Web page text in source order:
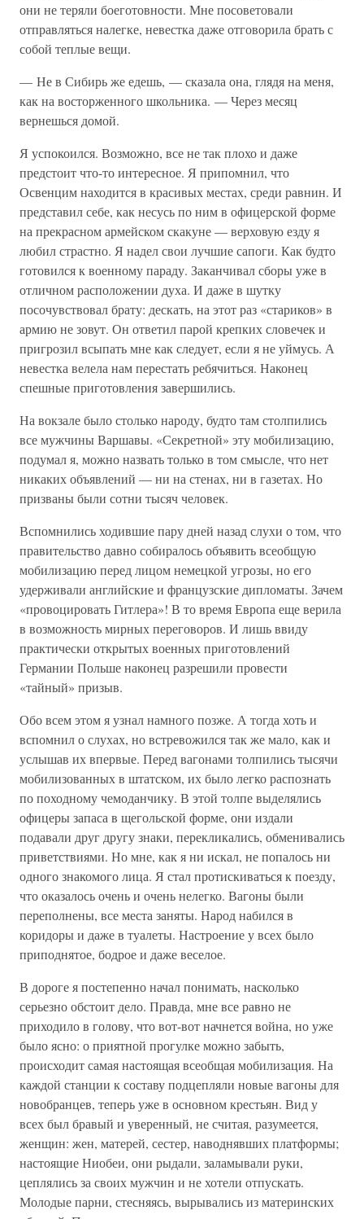
они не теряли боеготовности. Мне посоветовали
отправляться налегке, невестка даже отговорила брать с
собой теплые вещи.
— Не в Сибирь же едешь, — сказала она, глядя на меня,
как на восторженного школьника. — Через месяц
вернешься домой.
Я успокоился. Возможно, все не так плохо и даже
предстоит что-то интересное. Я припомнил, что
Освенцим находится в красивых местах, среди равнин. И
представил себе, как несусь по ним в офицерской форме
на прекрасном армейском скакуне — верховую езду я
любил страстно. Я надел свои лучшие сапоги. Как будто
готовился к военному параду. Заканчивал сборы уже в
отличном расположении духа. И даже в шутку
посочувствовал брату: дескать, на этот раз «стариков» в
армию не зовут. Он ответил парой крепких словечек и
пригрозил всыпать мне как следует, если я не уймусь. А
невестка велела нам перестать ребячиться. Наконец
спешные приготовления завершились.
На вокзале было столько народу, будто там столпились
все мужчины Варшавы. «Секретной» эту мобилизацию,
подумал я, можно назвать только в том смысле, что нет
никаких объявлений — ни на стенах, ни в газетах. Но
призваны были сотни тысяч человек.
Вспомнились ходившие пару дней назад слухи о том, что
правительство давно собиралось объявить всеобщую
мобилизацию перед лицом немецкой угрозы, но его
удерживали английские и французские дипломаты. Зачем
«провоцировать Гитлера»! В то время Европа еще верила
в возможность мирных переговоров. И лишь ввиду
практически открытых военных приготовлений
Германии Польше наконец разрешили провести
«тайный» призыв.
Обо всем этом я узнал намного позже. А тогда хоть и
вспомнил о слухах, но встревожился так же мало, как и
услышав их впервые. Перед вагонами толпились тысячи
мобилизованных в штатском, их было легко распознать
по походному чемоданчику. В этой толпе выделялись
офицеры запаса в щегольской форме, они издали
подавали друг другу знаки, перекликались, обменивались
приветствиями. Но мне, как я ни искал, не попалось ни
одного знакомого лица. Я стал протискиваться к поезду,
что оказалось очень и очень нелегко. Вагоны были
переполнены, все места заняты. Народ набился в
коридоры и даже в туалеты. Настроение у всех было
приподнятое, бодрое и даже веселое.
В дороге я постепенно начал понимать, насколько
серьезно обстоит дело. Правда, мне все равно не
приходило в голову, что вот-вот начнется война, но уже
было ясно: о приятной прогулке можно забыть,
происходит самая настоящая всеобщая мобилизация. На
каждой станции к составу подцепляли новые вагоны для
новобранцев, теперь уже в основном крестьян. Вид у
всех был бравый и уверенный, не считая, разумеется,
женщин: жен, матерей, сестер, наводнявших платформы;
настоящие Ниобеи, они рыдали, заламывали руки,
цеплялись за своих мужчин и не хотели отпускать.
Молодые парни, стесняясь, вырывались из материнских